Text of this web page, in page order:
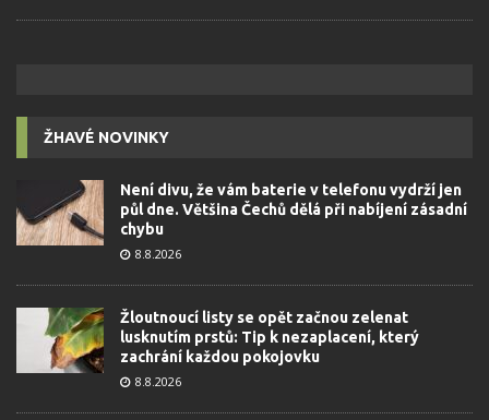
ŽHAVÉ NOVINKY
Není divu, že vám baterie v telefonu vydrží jen
půl dne. Většina Čechů dělá při nabíjení zásadní
chybu
8.8.2026
Žloutnoucí listy se opět začnou zelenat
lusknutím prstů: Tip k nezaplacení, který
zachrání každou pokojovku
8.8.2026